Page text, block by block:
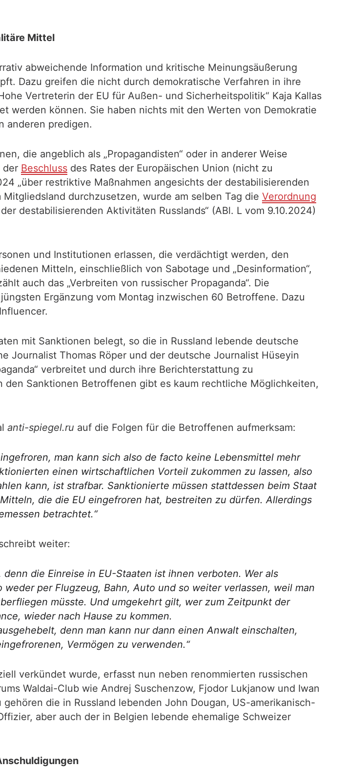
Mittel
abweichende Information und kritische Meinungsäußerung
Dazu greifen die nicht durch demokratische Verfahren in ihre
Vertreterin der EU für Außen- und Sicherheitspolitik“ Kaja Kallas
werden können. Sie haben nichts mit den Werten von Demokratie
anderen predigen.
die angeblich als „Propagandisten“ oder in anderer Weise
der Beschluss des Rates der Europäischen Union (nicht zu
„über restriktive Maßnahmen angesichts der destabilisierenden
durchzusetzen, wurde am selben Tag die Verordnung
destabilisierenden Aktivitäten Russlands“ (ABl. L vom 9.10.2024)
und Institutionen erlassen, die verdächtigt werden, den
Mitteln, einschließlich von Sabotage und „Desinformation“,
auch das „Verbreiten von russischer Propaganda“. Die
Ergänzung vom Montag inzwischen 60 Betroffene. Dazu
mit Sanktionen belegt, so die in Russland lebende deutsche
Journalist Thomas Röper und der deutsche Journalist Hüseyin
verbreitet und durch ihre Berichterstattung zu
Sanktionen Betroffenen gibt es kaum rechtliche Möglichkeiten,
anti-spiegel.ru auf die Folgen für die Betroffenen aufmerksam:
man kann sich also de facto keine Lebensmittel mehr
einen wirtschaftlichen Vorteil zukommen zu lassen, also
kann, ist strafbar. Sanktionierte müssen stattdessen beim Staat
die die EU eingefroren hat, bestreiten zu dürfen. Allerdings
betrachtet.“
weiter:
die Einreise in EU-Staaten ist ihnen verboten. Wer als
per Flugzeug, Bahn, Auto und so weiter verlassen, weil man
müsste. Und umgekehrt gilt, wer zum Zeitpunkt der
wieder nach Hause zu kommen.
denn man kann nur dann einen Anwalt einschalten,
Vermögen zu verwenden.“
verkündet wurde, erfasst nun neben renommierten russischen
Waldai-Club wie Andrej Suschenzow, Fjodor Lukjanow und Iwan
die in Russland lebenden John Dougan, US-amerikanisch-
aber auch der in Belgien lebende ehemalige Schweizer